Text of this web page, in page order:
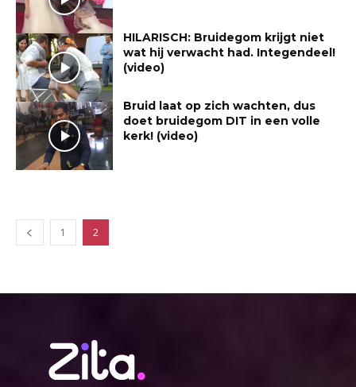
HILARISCH: Bruidegom krijgt niet
wat hij verwacht had. Integendeel!
(video)
Bruid laat op zich wachten, dus
doet bruidegom DIT in een volle
kerk! (video)
1 2